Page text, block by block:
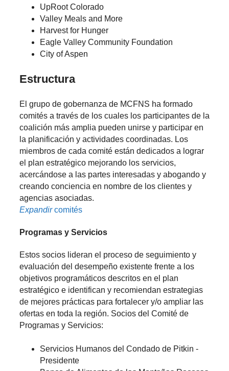
UpRoot Colorado
Valley Meals and More
Harvest for Hunger
Eagle Valley Community Foundation
City of Aspen
Estructura
El grupo de gobernanza de MCFNS ha formado
comités a través de los cuales los participantes de la
coalición más amplia pueden unirse y participar en
la planificación y actividades coordinadas. Los
miembros de cada comité están dedicados a lograr
el plan estratégico mejorando los servicios,
acercándose a las partes interesadas y abogando y
creando conciencia en nombre de los clientes y
agencias asociadas.
Expandir comités
Programas y Servicios
Estos socios lideran el proceso de seguimiento y
evaluación del desempeño existente frente a los
objetivos programáticos descritos en el plan
estratégico e identifican y recomiendan estrategias
de mejores prácticas para fortalecer y/o ampliar las
ofertas en toda la región. Socios del Comité de
Programas y Servicios:
Servicios Humanos del Condado de Pitkin -
Presidente